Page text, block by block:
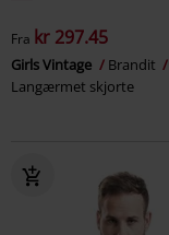
Fra kr 297.45
Girls Vintage
Brandit
Langærmet skjorte